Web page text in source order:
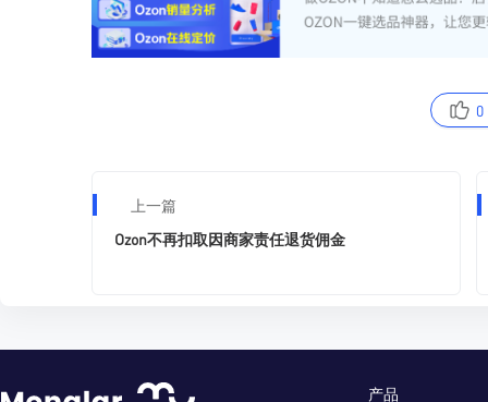
0
上一篇
Ozon不再扣取因商家责任退货佣金
产品